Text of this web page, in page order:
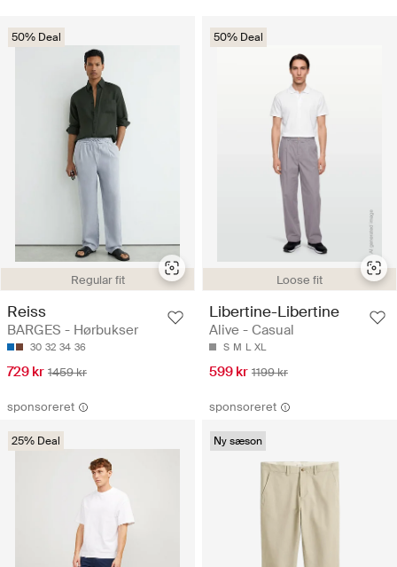
Regular fit
50% Deal
Reiss
BARGES - Hørbukser
30 32 34 36
729 kr 1459 kr
Loose fit
50% Deal
Libertine-Libertine
Alive - Casual
S M L XL
599 kr 1199 kr
sponsoreret
25% Deal
sponsoreret
Ny sæson